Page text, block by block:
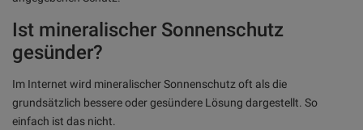
Ist mineralischer Sonnenschutz
gesünder?
Im Internet wird mineralischer Sonnenschutz oft als die
grundsätzlich bessere oder gesündere Lösung dargestellt. So
einfach ist das nicht.